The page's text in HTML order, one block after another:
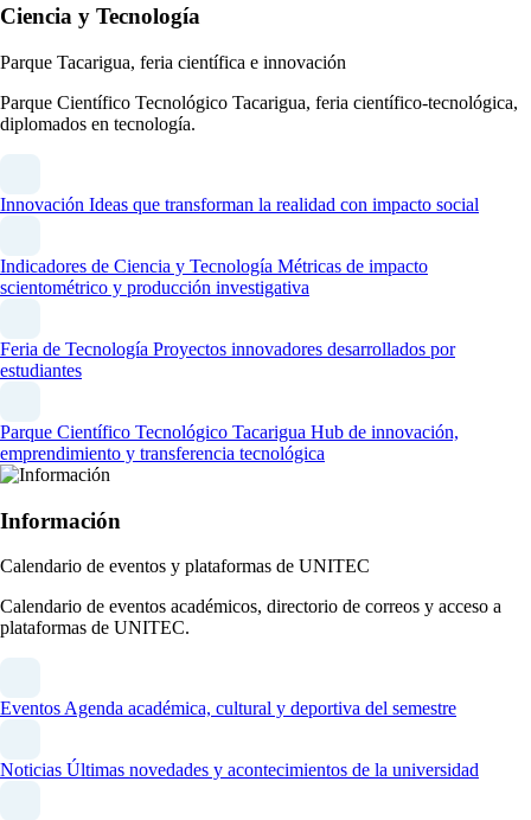
Ciencia y Tecnología
Parque Tacarigua, feria científica e innovación
Parque Científico Tecnológico Tacarigua, feria científico-tecnológica,
diplomados en tecnología.
Innovación Ideas que transforman la realidad con impacto social
Indicadores de Ciencia y Tecnología Métricas de impacto
scientométrico y producción investigativa
Feria de Tecnología Proyectos innovadores desarrollados por
estudiantes
Parque Científico Tecnológico Tacarigua Hub de innovación,
emprendimiento y transferencia tecnológica
Información
Calendario de eventos y plataformas de UNITEC
Calendario de eventos académicos, directorio de correos y acceso a
plataformas de UNITEC.
Eventos Agenda académica, cultural y deportiva del semestre
Noticias Últimas novedades y acontecimientos de la universidad